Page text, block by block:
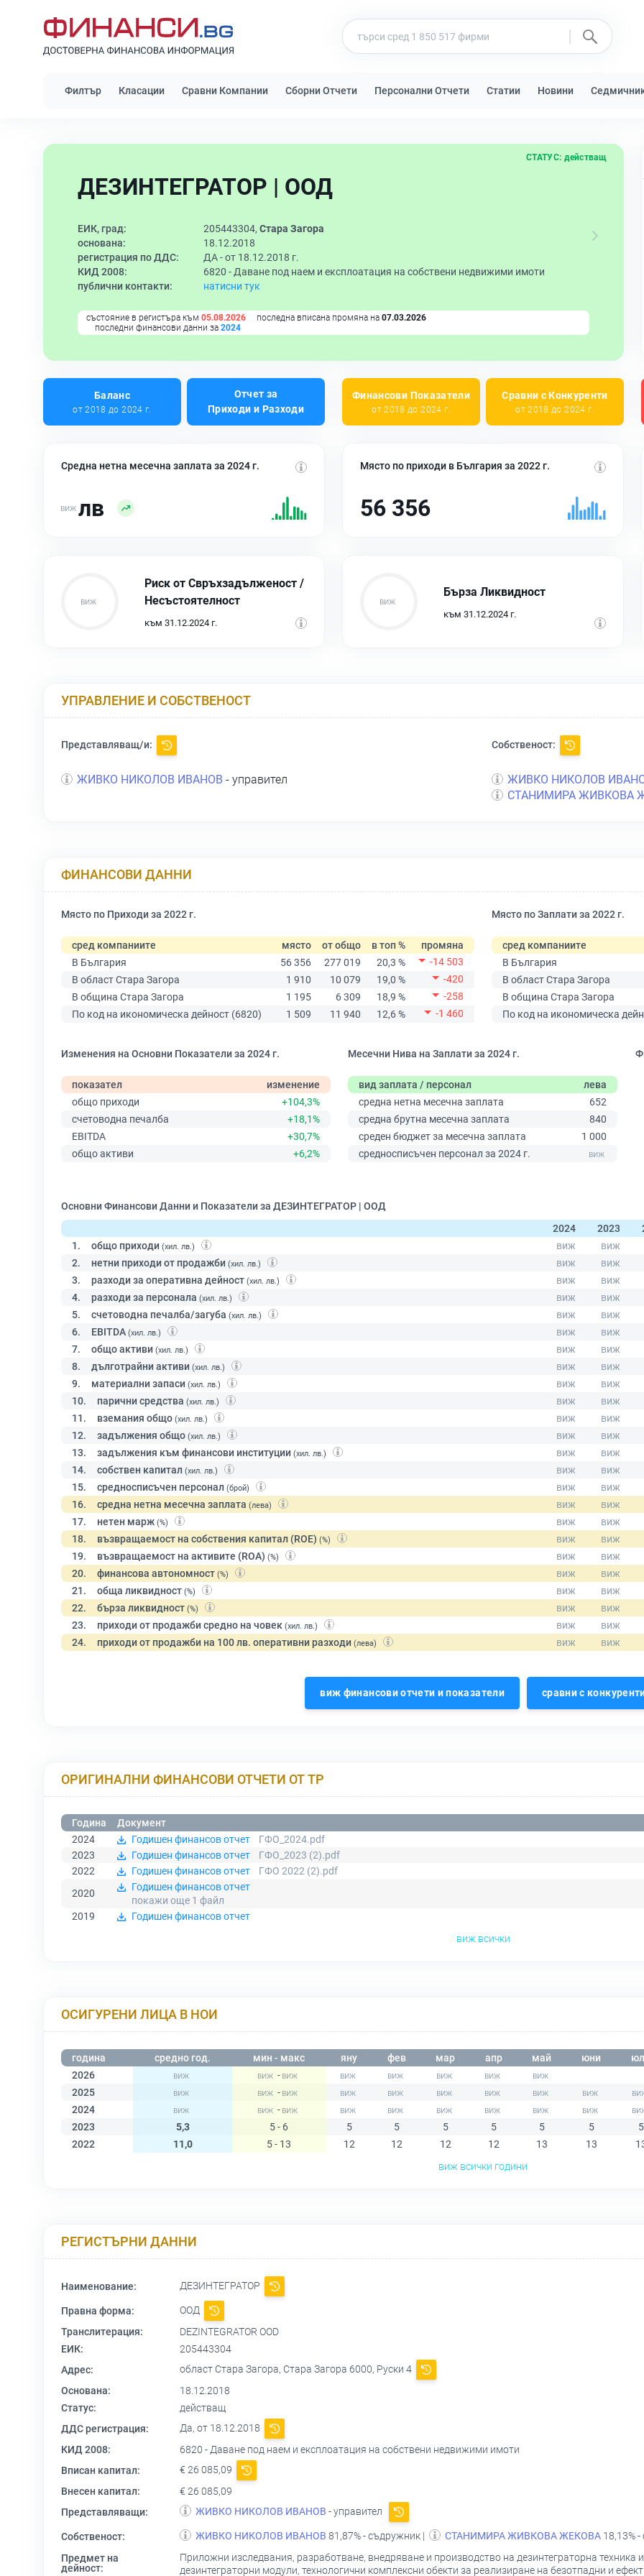
Филтър Класации Сравни Компании Сборни Отчети Персонални Отчети Статии Новини
ДЕЗИНТЕГРАТОР | ООД
СТАТУС: действащ
ЕИК, град: 205443304, Стара Загора
основана:
18.12.2018
регистрация по ДДС:
ДА - от 18.12.2018 г.
КИД 2008:
6820 - Даване под наем и експлоатация на собствени недвижими имоти
публични контакти:
натисни тук
състояние в регистъра към 05.08.2026 последна вписана промяна на 07.03.2026
последни финансови данни за 2024
Баланс
от 2018 до 2024 г.
Отчет за
Приходи и Разходи
Финансови Показатели
от 2018 до 2024 г.
Сравни с Конкуренти
от 2018 до 2024 г.
Средна нетна месечна заплата за 2024 г.
лв
Място по приходи в България за 2022 г.
56 356
Риск от Свръхзадълженост /
Несъстоятелност
към 31.12.2024 г.
Бърза Ликвидност
към 31.12.2024 г.
УПРАВЛЕНИЕ И СОБСТВЕНОСТ
Представляващ/и:
ЖИВКО НИКОЛОВ ИВАНОВ - управител
Собственост:
ЖИВКО НИКОЛОВ
СТАНИМИРА ЖИВКОВА
ФИНАНСОВИ ДАННИ
Място по Приходи за 2022 г.
сред компаниите място от общо в топ %
промяна
В България
56 356 277 019 20,3 %
-14 503
В област Стара Загора
1 910 10 079 19,0 %
-420
В община Стара Загора
1 195 6 309 18,9 %
-258
По код на икономическа дейност (6820)
1 509 11 940 12,6 % -1 460
Място по Заплати за 2022 г.
сред компаниите
В България
В област Стара Загора
В община Стара Загора
По код на икономическа
Изменения на Основни Показатели за 2024 г.
показател
изменение
общо приходи
+104,3%
счетоводна печалба
+18,1%
EBITDA
+30,7%
общо активи
+6,2%
Месечни Нива на Заплати за 2024 г.
вид заплата / персонал
лева
средна нетна месечна заплата
652
средна брутна месечна заплата
840
среден бюджет за месечна заплата
1 000
средносписъчен персонал за 2024 г.
Основни Финансови Данни и Показатели за ДЕЗИНТЕГРАТОР | ООД
2024
2023
1.
общо приходи (хил. лв.)
2. нетни приходи от продажби (хил. лв.)
3. разходи за оперативна дейност (хил. лв.)
4. разходи за персонала (хил. лв.)
5. счетоводна печалба/загуба (хил. лв.)
6. EBITDA (хил. лв.)
7. общо активи (хил. лв.)
8. дълготрайни активи (хил. лв.)
9. материални запаси (хил. лв.)
10. парични средства (хил. лв.)
11. вземания общо (хил. лв.)
12. задължения общо (хил. лв.)
13. задължения към финансови институции (хил. лв.)
14. собствен капитал (хил. лв.)
15. средносписъчен персонал (брой)
16. средна нетна месечна заплата (лева)
17. нетен марж (%)
18. възвращаемост на собствения капитал (ROE) (%)
19. възвращаемост на активите (ROA) (%)
20. финансова автономност (%)
21. обща ликвидност (%)
22. бърза ликвидност (%)
23. приходи от продажби средно на човек (хил. лв.)
24. приходи от продажби на 100 лв. оперативни разходи (лева)
виж финансови отчети и показатели сравни с
ОРИГИНАЛНИ ФИНАНСОВИ ОТЧЕТИ ОТ ТР
Година
Документ
2024
Годишен финансов отчет
ГФО_2024.pdf
2023
Годишен финансов отчет
ГФО_2023 (2).pdf
2022
Годишен финансов отчет
ГФО 2022 (2).pdf
2020
Годишен финансов отчет
покажи още 1 файл
2019
Годишен финансов отчет
виж всички
ОСИГУРЕНИ ЛИЦА В НОИ
година средно год. мин - макс яну фев мар апр май юни
2026
-
2025
-
2024
-
2023
5,3 5 - 6 5 5 5 5 5 5
5
2022
11,0 5 - 13 12 12 12 12 13 13
виж всички години
РЕГИСТЪРНИ ДАННИ
Наименование: ДЕЗИНТЕГРАТОР
Правна форма:
ООД
Транслитерация:
DEZINTEGRATOR OOD
ЕИК:
205443304
Адрес:
област Стара Загора, Стара Загора 6000, Руски 4
Основана:
18.12.2018
Статус:
действащ
ДДС регистрация:
Да, от 18.12.2018
КИД 2008:
6820 - Даване под наем и експлоатация на собствени недвижими имоти
Вписан капитал:
€ 26 085,09
Внесен капитал:
€ 26 085,09
Представляващи:
ЖИВКО НИКОЛОВ ИВАНОВ - управител
Собственост: ЖИВКО НИКОЛОВ ИВАНОВ 81,87% - съдружник | СТАНИМИРА ЖИВКОВА ЖЕКОВА 18,13%
Предмет на
дейност:
Приложни изследвания, разработване, внедряване и производство на дезинтеграторна техника
дезинтеграторни модули, технологични комплексни обекти за реализиране на безотпадни и